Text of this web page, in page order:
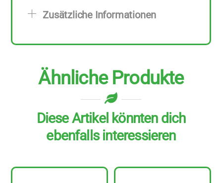
MengeZusätzliche Informationen
Ähnliche Produkte
Diese Artikel könnten dich
ebenfalls interessieren